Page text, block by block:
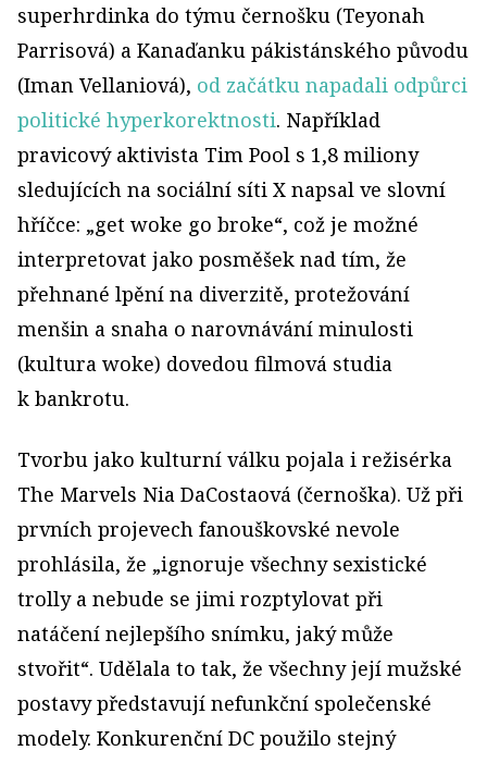
superhrdinka do týmu černošku (Teyonah
Parrisová) a Kanaďanku pákistánského původu
(Iman Vellaniová), od začátku napadali odpůrci
politické hyperkorektnosti. Například
pravicový aktivista Tim Pool s 1,8 miliony
sledujících na sociální síti X napsal ve slovní
hříčce: „get woke go broke“, což je možné
interpretovat jako posměšek nad tím, že
přehnané lpění na diverzitě, protežování
menšin a snaha o narovnávání minulosti
(kultura woke) dovedou filmová studia
k bankrotu.
Tvorbu jako kulturní válku pojala i režisérka
The Marvels Nia DaCostaová (černoška). Už při
prvních projevech fanouškovské nevole
prohlásila, že „ignoruje všechny sexistické
trolly a nebude se jimi rozptylovat při
natáčení nejlepšího snímku, jaký může
stvořit“. Udělala to tak, že všechny její mužské
postavy představují nefunkční společenské
modely. Konkurenční DC použilo stejný